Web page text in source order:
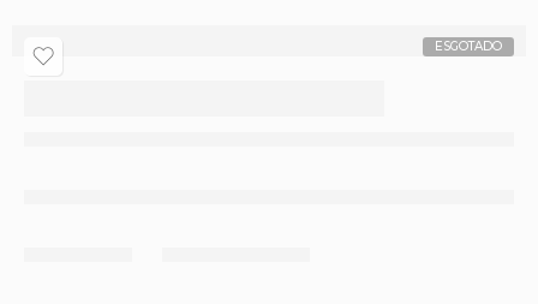
ESGOTADO